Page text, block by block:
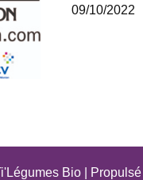
09/10/2022
Bio |